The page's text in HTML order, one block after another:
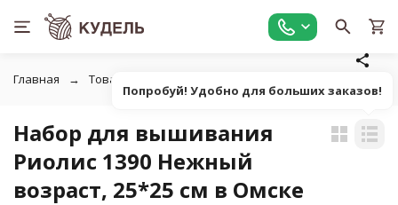
Главная Товары для вышивания
Набор для вышивания
Риолис 1390 Нежный
возраст, 25*25 см в Омске
Попробуй! Удобно для больших заказов!